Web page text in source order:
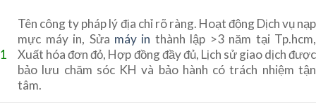
1
Tên công ty pháp lý địa chỉ rõ ràng. Hoạt động Dịch vụ nạp
mực máy in, Sửa máy in thành lập >3 năm tại Tp.hcm,
Xuất hóa đơn đỏ, Hợp đồng đầy đủ, Lịch sử giao dịch được
bảo lưu chăm sóc KH và bảo hành có trách nhiệm tận
tâm.